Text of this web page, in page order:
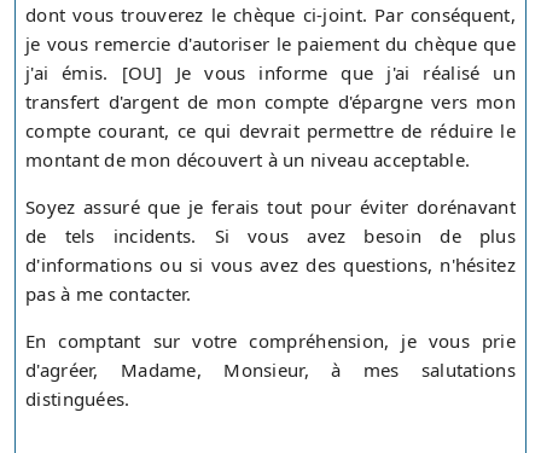
dont vous trouverez le chèque ci-joint. Par conséquent,
je vous remercie d'autoriser le paiement du chèque que
j'ai émis. [OU] Je vous informe que j'ai réalisé un
transfert d'argent de mon compte d'épargne vers mon
compte courant, ce qui devrait permettre de réduire le
montant de mon découvert à un niveau acceptable.
Soyez assuré que je ferais tout pour éviter dorénavant
de tels incidents. Si vous avez besoin de plus
d'informations ou si vous avez des questions, n'hésitez
pas à me contacter.
En comptant sur votre compréhension, je vous prie
d'agréer, Madame, Monsieur, à mes salutations
distinguées.